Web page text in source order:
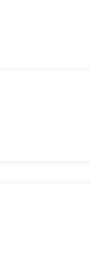
complicações.
do mercado.
e dApps.